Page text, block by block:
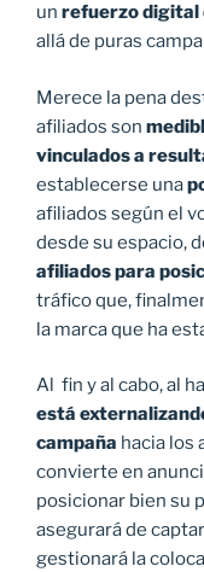
un refuerzo digital
allá de puras
Merece la pena
afiliados son
vinculados a
establecerse una
afiliados según el
desde su espacio,
afiliados para
tráfico que,
la marca que ha
Al fin y al cabo, al
está
campaña hacia los
convierte en
posicionar bien su
asegurará de
gestionará la